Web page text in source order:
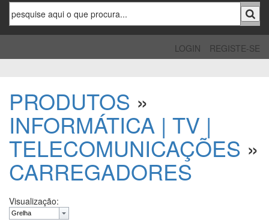
LOGIN REGISTE-SE
PRODUTOS »
INFORMÁTICA | TV |
TELECOMUNICAÇÕES »
CARREGADORES
Visualização: